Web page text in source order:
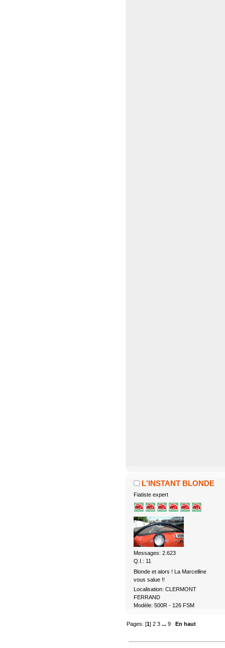
L'INSTANT BLONDE
Fiatiste expert
Messages: 2.623
Q.I.: 11
Blonde et alors ! La Marcelline
vous salue !!
Localisation: CLERMONT
FERRAND
Modèle: 500R - 126 FSM
Pages: [1]2 3 ...9 En haut